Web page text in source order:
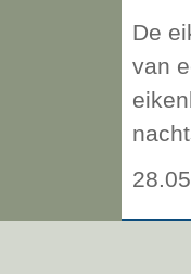
De
van